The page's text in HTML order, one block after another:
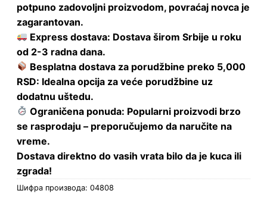
potpuno zadovoljni proizvodom, povraćaj novca je
zagarantovan.
Express dostava: Dostava širom Srbije u roku
od 2-3 radna dana.
Besplatna dostava za porudžbine preko 5,000
RSD: Idealna opcija za veće porudžbine uz
dodatnu uštedu.
Ograničena ponuda: Popularni proizvodi brzo
se rasprodaju – preporučujemo da naručite na
vreme.
Dostava direktno do vasih vrata bilo da je kuca ili
zgrada!
Шифра производа: 04808